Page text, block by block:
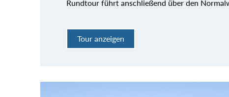
Rundtour führt anschließend über den
Tour anzeigen